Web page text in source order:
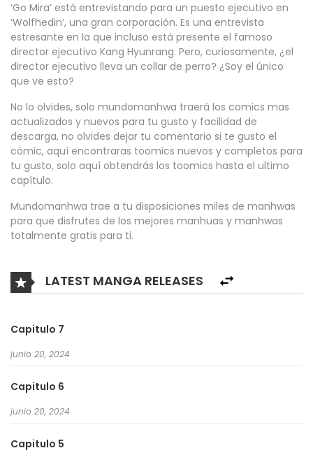
‘Go Mira’ está entrevistando para un puesto ejecutivo en
‘Wolfhedin’, una gran corporación. Es una entrevista
estresante en la que incluso está presente el famoso
director ejecutivo Kang Hyunrang. Pero, curiosamente, ¿el
director ejecutivo lleva un collar de perro? ¿Soy el único
que ve esto?
No lo olvides, solo mundomanhwa traerá los comics mas
actualizados y nuevos para tu gusto y facilidad de
descarga, no olvides dejar tu comentario si te gusto el
cómic, aquí encontraras toomics nuevos y completos para
tu gusto, solo aquí obtendrás los toomics hasta el ultimo
capítulo.
Mundomanhwa trae a tu disposiciones miles de manhwas
para que disfrutes de los mejores manhuas y manhwas
totalmente gratis para ti.
LATEST MANGA RELEASES
Capitulo 7
junio 20, 2024
Capitulo 6
junio 20, 2024
Capitulo 5